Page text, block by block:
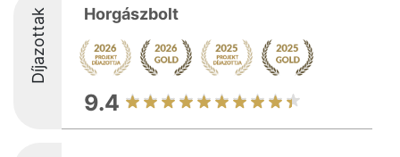
Díjazottak Horgászbolt
9.4